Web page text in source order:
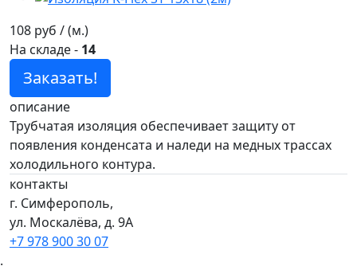
108 руб / (м.)
На складе- 14
Заказать!
описание
Трубчатая изоляция обеспечивает защиту от
появления конденсата и наледи на медных трассах
холодильного контура.
контакты
г. Симферополь,
ул. Москалёва, д. 9А
+7 978 900 30 07
.